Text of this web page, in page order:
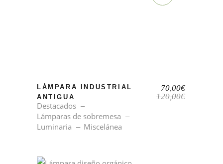
LÁMPARA INDUSTRIAL
ANTIGUA
Destacados
Lámparas de sobremesa
Luminaria
Miscelánea
120,00€
El
precio
70,00€El
precio